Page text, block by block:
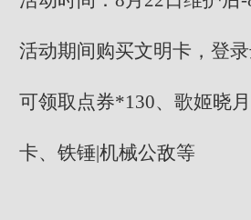
活动期间购买文明卡，登录
可领取点券*130、歌姬晓
卡、铁锤|机械公敌等